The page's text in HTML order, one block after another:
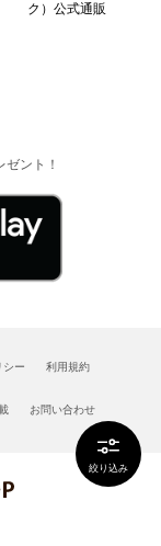
絞り込み
ント！
シー 利用規約
お問い合わせ